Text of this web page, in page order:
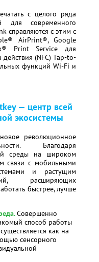
с целого ряда
для современного
справляются с этим с
AirPrint®, Google
Print Service для
(NFC) Tap-to-
функций Wi-Fi и
— центр всей
экосистемы
революционное
Благодаря
среды на широком
связи с мобильными
и растущим
расширяющих
быстрее, лучше
. Совершенно
способ работы
как на
сенсорного